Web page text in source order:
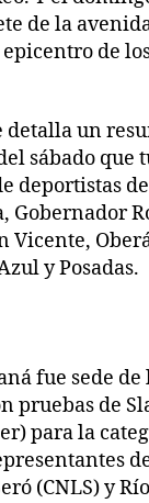
de la
de
detalla un
sábado que
deportistas
Gobernador
Vicente,
y Posadas.
fue sede
pruebas de
para la
(CNLS) y